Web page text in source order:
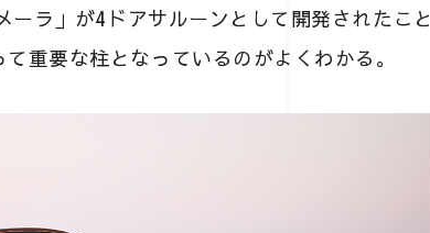
ーラ」が4ドアサルーンとして開発されたこと
重要な柱となっているのがよくわかる。